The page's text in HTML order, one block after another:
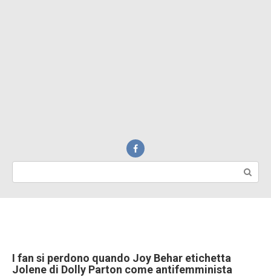
I fan si perdono quando Joy Behar etichetta
Jolene di Dolly Parton come antifemminista